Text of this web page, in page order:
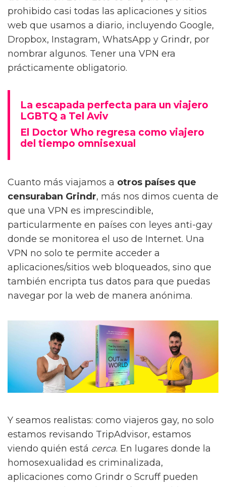
prohibido casi todas las aplicaciones y sitios
web que usamos a diario, incluyendo Google,
Dropbox, Instagram, WhatsApp y Grindr, por
nombrar algunos. Tener una VPN era
prácticamente obligatorio.
La escapada perfecta para un viajero
LGBTQ a Tel Aviv
El Doctor Who regresa como viajero
del tiempo omnisexual
Cuanto más viajamos a otros países que
censuraban Grindr, más nos dimos cuenta de
que una VPN es imprescindible,
particularmente en países con leyes anti-gay
donde se monitorea el uso de Internet. Una
VPN no solo te permite acceder a
aplicaciones/sitios web bloqueados, sino que
también encripta tus datos para que puedas
navegar por la web de manera anónima.
Y seamos realistas: como viajeros gay, no solo
estamos revisando TripAdvisor, estamos
viendo quién está cerca. En lugares donde la
homosexualidad es criminalizada,
aplicaciones como Grindr o Scruff pueden